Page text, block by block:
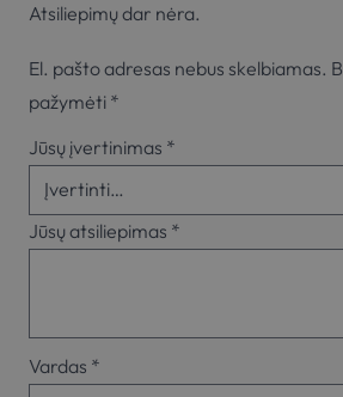
Atsiliepimų dar nėra.
El. pašto adresas nebus skelbiamas.
pažymėti*
Jūsų įvertinimas *
Jūsų atsiliepimas *
Vardas *